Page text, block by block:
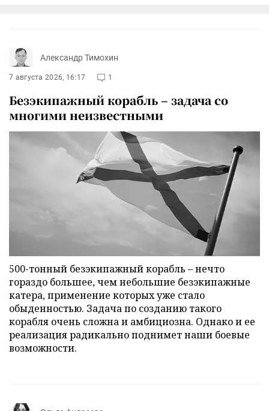
Александр Тимохин
7 августа 2026, 16:17 1
Безэкипажный корабль – задача со
многими неизвестными
500-тонный безэкипажный корабль – нечто
гораздо большее, чем небольшие безэкипажные
катера, применение которых уже стало
обыденностью. Задача по созданию такого
корабля очень сложна и амбициозна. Однако и ее
реализация радикально поднимет наши боевые
возможности.